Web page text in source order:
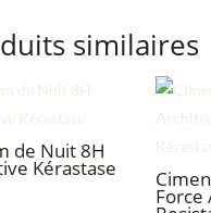
similaires
de Nuit 8H
Kérastase
Force